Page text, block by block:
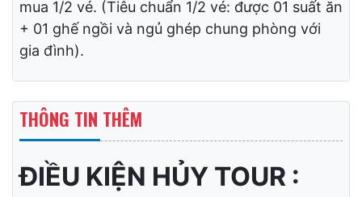
– Trẻ em từ 06 đến dưới 11 tuổi mua 1/2 vé.
được kèm 01 trẻ em, từ em thứ 02 trở lên phải
gia đình).